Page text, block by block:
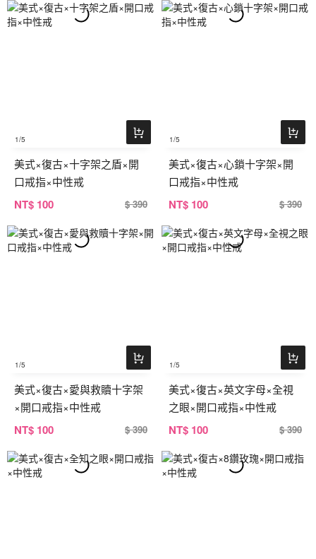
1/5
美式×復古×十字架之盾×開
口戒指×中性戒
NT$ 100 $ 390
1/5
美式×復古×心鎖十字架×開
口戒指×中性戒
NT$ 100 $ 390
1/5
美式×復古×愛與救贖十字架
×開口戒指×中性戒
NT$ 100 $ 390
1/5
美式×復古×英文字母×全視
之眼×開口戒指×中性戒
NT$ 100 $ 390